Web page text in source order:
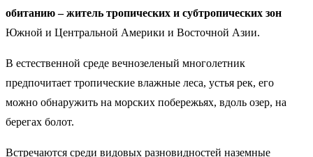
обитанию – житель тропических и субтропических зон
Южной и Центральной Америки и Восточной Азии.
В естественной среде вечнозеленый многолетник
предпочитает тропические влажные леса, устья рек, его
можно обнаружить на морских побережьях, вдоль озер, на
берегах болот.
Встречаются среди видовых разновидностей наземные